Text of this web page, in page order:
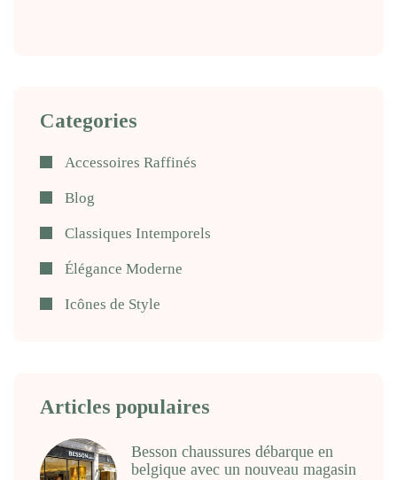
Categories
Accessoires Raffinés
Blog
Classiques Intemporels
Élégance Moderne
Icônes de Style
Articles populaires
Besson chaussures débarque en
belgique avec un nouveau magasin